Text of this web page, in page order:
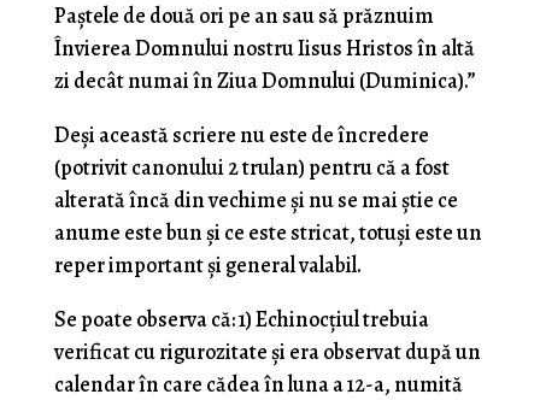
Paștele de două ori pe an sau să prăznuim
Învierea Domnului nostru Iisus Hristos în altă
zi decât numai în Ziua Domnului (Duminica).”
Deși această scriere nu este de încredere
(potrivit canonului 2 trulan) pentru că a fost
alterată încă din vechime și nu se mai știe ce
anume este bun și ce este stricat, totuși este un
reper important și general valabil.
Se poate observa că: 1) Echinocțiul trebuia
verificat cu rigurozitate și era observat după un
calendar în care cădea în luna a 12-a, numită